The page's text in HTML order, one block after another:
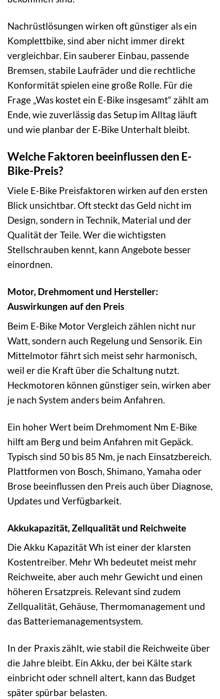
Nachrüstlösungen wirken oft günstiger als ein
Komplettbike, sind aber nicht immer direkt
vergleichbar. Ein sauberer Einbau, passende
Bremsen, stabile Laufräder und die rechtliche
Konformität spielen eine große Rolle. Für die
Frage „Was kostet ein E-Bike insgesamt“ zählt am
Ende, wie zuverlässig das Setup im Alltag läuft
und wie planbar der E-Bike Unterhalt bleibt.
Welche Faktoren beeinflussen den E-
Bike-Preis?
Viele E-Bike Preisfaktoren wirken auf den ersten
Blick unsichtbar. Oft steckt das Geld nicht im
Design, sondern in Technik, Material und der
Qualität der Teile. Wer die wichtigsten
Stellschrauben kennt, kann Angebote besser
einordnen.
Motor, Drehmoment und Hersteller:
Auswirkungen auf den Preis
Beim E-Bike Motor Vergleich zählen nicht nur
Watt, sondern auch Regelung und Sensorik. Ein
Mittelmotor fährt sich meist sehr harmonisch,
weil er die Kraft über die Schaltung nutzt.
Heckmotoren können günstiger sein, wirken aber
je nach System anders beim Anfahren.
Ein hoher Wert beim Drehmoment Nm E-Bike
hilft am Berg und beim Anfahren mit Gepäck.
Typisch sind 50 bis 85 Nm, je nach Einsatzbereich.
Plattformen von Bosch, Shimano, Yamaha oder
Brose beeinflussen den Preis auch über Diagnose,
Updates und Verfügbarkeit.
Akkukapazität, Zellqualität und Reichweite
Die Akku Kapazität Wh ist einer der klarsten
Kostentreiber. Mehr Wh bedeutet meist mehr
Reichweite, aber auch mehr Gewicht und einen
höheren Ersatzpreis. Relevant sind zudem
Zellqualität, Gehäuse, Thermomanagement und
das Batteriemanagementsystem.
In der Praxis zählt, wie stabil die Reichweite über
die Jahre bleibt. Ein Akku, der bei Kälte stark
einbricht oder schnell altert, kann das Budget
später spürbar belasten.